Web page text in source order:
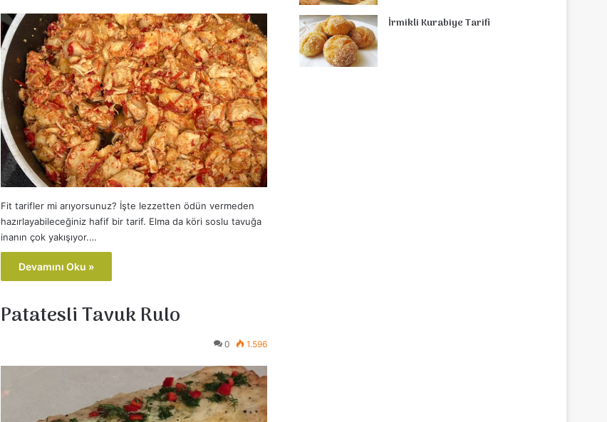
Fit tarifler mi arıyorsunuz? İşte lezzetten ödün vermeden
hazırlayabileceğiniz hafif bir tarif. Elma da köri soslu tavuğa
inanın çok yakışıyor.…
Devamını Oku »
Patatesli Tavuk Rulo
0 1.596
İrmikli Kurabiye Tarifi